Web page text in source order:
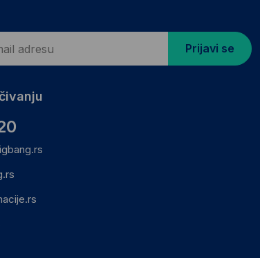
Prijavi se